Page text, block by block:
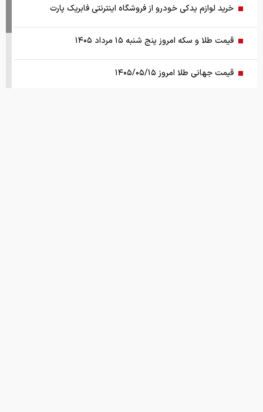
خرید لوازم یدکی خودرو از فروشگاه اینترنتی فابریک پارت
قیمت طلا و سکه امروز پنج شنبه ۱۵ مرداد ۱۴۰۵
قیمت جهانی طلا امروز ۱۴۰۵/۰۵/۱۵